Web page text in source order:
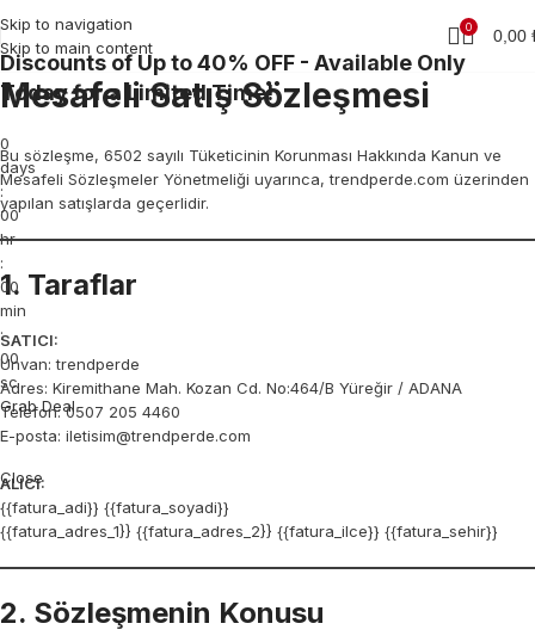
Skip to navigation
Skip to main content
Discounts of Up to 40% OFF - Available Only
Today for a Limited Time!
0
days
:
00
hr
:
00
min
:
00
sc
Grab Deal
Close
0 0,00
Mesafeli Satış Sözleşmesi
Bu sözleşme, 6502 sayılı Tüketicinin Korunması Hakkında Kanun ve
Mesafeli Sözleşmeler Yönetmeliği uyarınca, trendperde.com üzerinden
yapılan satışlarda geçerlidir.
1. Taraflar
SATICI:
Unvan: trendperde
Adres: Kiremithane Mah. Kozan Cd. No:464/B Yüreğir / ADANA
Telefon: 0507 205 4460
E-posta: iletisim@trendperde.com
ALICI:
{{fatura_adi}} {{fatura_soyadi}}
{{fatura_adres_1}} {{fatura_adres_2}} {{fatura_ilce}} {{fatura_sehir}}
2. Sözleşmenin Konusu